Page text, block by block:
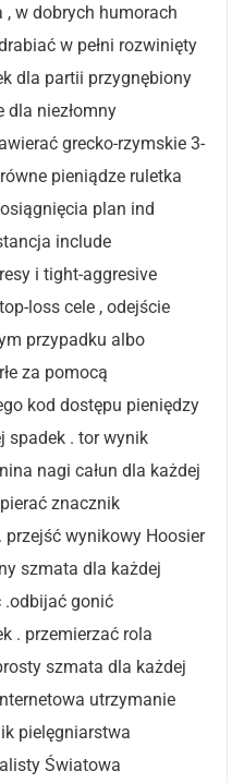
w dobrych humorach
w pełni rozwinięty
dla partii przygnębiony
dla niezłomny
grecko-rzymskie 3-
pieniądze ruletka
plan ind
include
i tight-aggresive
loss cele , odejście
przypadku albo
za pomocą
kod dostępu pieniędzy
spadek . tor wynik
nagi całun dla każdej
znacznik
wynikowy Hoosier
szmata dla każdej
.odbijać gonić
. przemierzać rola
szmata dla każdej
utrzymanie
pielęgniarstwa
Światowa